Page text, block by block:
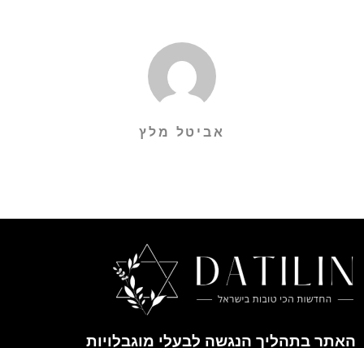
אביטל מלץ
האתר בתהליך הנגשה לבעלי מוגבלויות